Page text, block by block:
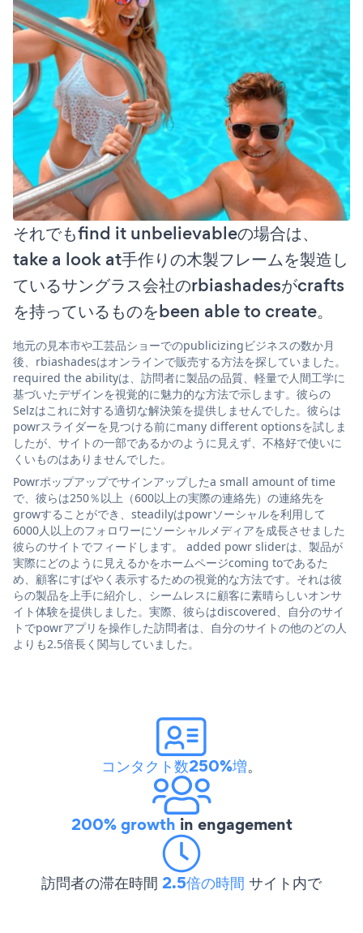
それでもfind it unbelievableの場合は、
take a look at手作りの木製フレームを製造し
ているサングラス会社のrbiashadesがcrafts
を持っているものをbeen able to create。
地元の見本市や工芸品ショーでのpublicizingビジネスの数か月
後、rbiashadesはオンラインで販売する方法を探していました。
required the abilityは、訪問者に製品の品質、軽量で人間工学に
基づいたデザインを視覚的に魅力的な方法で示します。彼らの
Selzはこれに対する適切な解決策を提供しませんでした。彼らは
powrスライダーを見つける前にmany different optionsを試しま
したが、サイトの一部であるかのように見えず、不格好で使いに
くいものはありませんでした。
Powrポップアップでサインアップしたa small amount of time
で、彼らは250％以上（600以上の実際の連絡先）の連絡先を
growすることができ、steadilyはpowrソーシャルを利用して
6000人以上のフォロワーにソーシャルメディアを成長させました
彼らのサイトでフィードします。 added powr sliderは、製品が
実際にどのように見えるかをホームページcoming toであるた
め、顧客にすばやく表示するための視覚的な方法です。それは彼
らの製品を上手に紹介し、シームレスに顧客に素晴らしいオンサ
イト体験を提供しました。実際、彼らはdiscovered、自分のサイ
トでpowrアプリを操作した訪問者は、自分のサイトの他のどの人
よりも2.5倍長く関与していました。
コンタクト数250%増。
200% growth in engagement
訪問者の滞在時間 2.5倍の時間 サイト内で